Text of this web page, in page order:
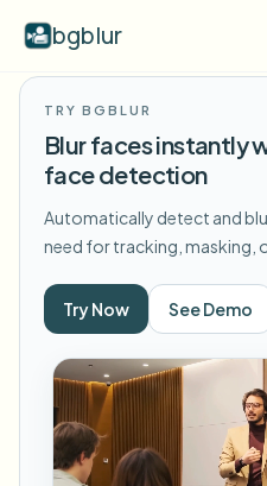
bgblur
示例
浏览完整示例库
模糊人脸
功能
View all features
Browse every blur tool in one
企业
TRY BGBLUR
Blur faces instantly
face detection
Automatically detect and
need for tracking, masking,
Try Now See Demo